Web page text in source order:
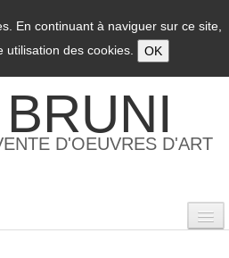
En continuant à naviguer sur ce site,
utilisation des cookies.
OK
BRUNI
D'OEUVRES D'ART